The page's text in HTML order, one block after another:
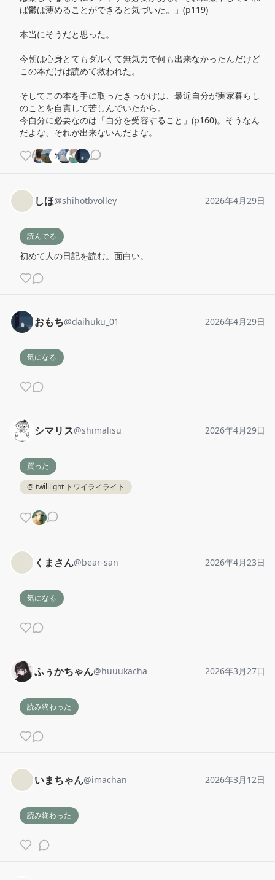
ば鬱は薄めることができると気づいた。」(p119)
本当にそうだと思った。
今朝は心身とてもダルくて無気力で何も出来なかったんだけど
この本だけは読めて救われた。
そしてこの本を手に取ったきっかけは、最近自分が実家暮らし
のことを自責して苦しんでいたから。
今自分に必要なのは「自分を受容すること」(p160)。そうなん
だよな、それが出来ないんだよな。
しほ@shihotbvolley 2026年4月29日
読んでる
初めて人の日記を読む。面白い。
おもち@daihuku_01 2026年4月29日
気になる
シマリス@shimalisu 2026年4月29日
買った
@ twililight トワイライライト
くまさん@bear-san 2026年4月23日
気になる
ふぅかちゃん@huuukacha 2026年3月27日
読み終わった
いまちゃん@imachan 2026年3月12日
読み終わった